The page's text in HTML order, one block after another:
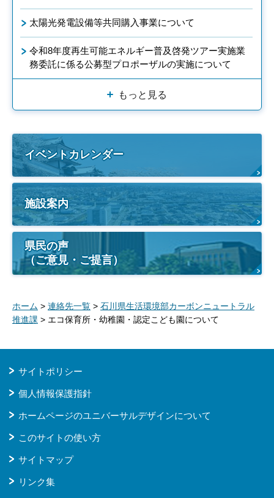
太陽光発電設備等共同購入事業について
令和8年度再生可能エネルギー普及啓発ツアー実施業
務委託に係る公募型プロポーザルの実施について
もっと見る
イベントカレンダー
施設案内
県民の声
（ご意見・ご提言）
ホーム > 連絡先一覧 > 石川県生活環境部カーボンニュートラル
推進課 > エコ保育所・幼稚園・認定こども園について
サイトポリシー
個人情報保護指針
ホームページのユニバーサルデザインについて
このサイトの使い方
サイトマップ
リンク集